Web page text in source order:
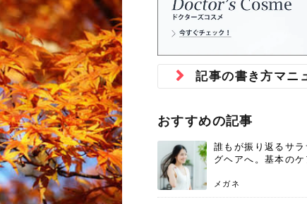
分が変わる！寝癖がつ
予防方法と時短寝癖
ーズン、朝の身支度を少しで
たい人は多いはず。じつは寝
...
花粉で髪がパサパサするの
はなぜ？原因と落とし方
防ぎ方を紹介
花粉の季節になると、髪がパサつ
ありま...
さくら
もっと見る
透明感で垢抜ける！
ヘアカラーで作る
い...
かない落ち着いたトーンにし
ど、どこか垢抜けた印象にし
...
肌に合う髪色、どう見つけ
る？「イエベ」「ブルベ
診断と...
美容室で素敵なヘアカラーに染め
「なん...
かえで
もっと見る
ウェーブとは？2026
目スタイルと長さ別
はレイヤーカットを使った髪型
ドと重なり、ルーズウェーブ
40代のパーマがダレる原
とは？自宅でできる復活
と長...
パーマをかけたばかりなのに、も
はいな...
メガネ
もっと見る
入りのお店が倒産し
美容室の探し方！失
...
倒産する数が増えているとい
スがありました。もともと美
...
前髪を薄くするための美容
院の頼み方とは？失敗し
いため...
前髪は薄くしたほうが今風でおし
たいと...
かえで
もっと見る
刺激してお顔のリフ
プ♪毎日こつこつカン
顔☆
ょっとした習慣で小顔は作れ
こりをほぐしてフェイスライ
...
ヘッドスパで頭皮をケアし
よう！ヘッドスパの効果
おすすめの人
普段目に見えない頭皮ですが、何
積して...
yukarin
もっと見る
ッサージで目がぱっ
る理由は？具体的な
...
象を左右するのは目そのもの
、頭皮の状態かもしれませ
下...
ストレスで髪の毛はどう変
わる？抜け毛・パサつき
原因と...
最近、髪のツヤがなくなったとい
は、スト...
さくら
もっと見る
ンが苦手でも大丈
ラッシング感覚で使
ア...
ロンを使うのが苦手、火傷が
じている方はいないでしょう
...
40代の髪を悩みに最適！
国発「ダリーフ」でヘア
ット...
韓国コスメを使うのは若い子だけ
グラム...
さくら
もっと見る
ンデーションは危な
の仕組み・全4種比
している時間も、スキンケア
変えるという発想から生まれ
...
「おしゃれ」と「身だしな
み」は違う。相手に信頼
を与え...
新しい環境に臨むとき、多くの人
メイク...
さな
もっと見る
マッサージと経絡マ
ジの違いとは？効果
...
メニューを見ていると、「リ
サージ」の他に「経絡マッサ
...
エステの勧誘が怖い人へ。
断ることは悪くない。自
を守る...
「初回限定〇〇円！」そんなお得
に弱い...
さな
もっと見る
脱毛、日焼け肌はN
子で学ぶ、安心・安全
が気になる」とお子さんが悩
姿を見て、エステ脱毛を検討
...
「今さら」なんて言わせな
い。40代のVIO・顔脱毛
賢...
40代になって、ふと自分のムダ毛
毛を...
さな
もっと見る
イル、本当に似合っ
指先をきれいに見え
...
誌で見かけた素敵なネイルデ
、いざ自分の爪に試してみた
オフィスネイルでも「キラ
キラ」はOK？派手に見
い上...
仕事中も、ふとした瞬間に自分の
く「キ...
あおい
もっと見る
ン ハイドラのどれが
その違いは？PDRN
ハイドラシリーズを使いたい
種類が多くてどれを選べばい
ジュベルック スキンの効
とは？毛穴・ニキビ跡へ
ニキビ跡の凸凹をどうにかしたいと
肌の質感でお悩みではないでしょう
か？肌に...
ゆい
もっと見る
療ダイエット、後悔
んか？失敗する人の
...
理のもと、科学的根拠に基づ
「医療ダイエット」は、自己
...
本気の痩身と体質改善に
アーユルヴェーダに基づ
自己流のダイエットではなかなか落
ない、頑固な脂肪やセルライトを、
気で体...
さな
もっと見る
記事の書き方マニ
おすすめの記事
誰もが振り返るサラ
グヘアへ。基本の
メガネ